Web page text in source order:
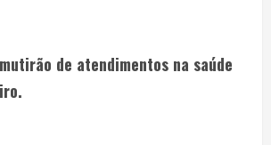
de atendimentos na saúde